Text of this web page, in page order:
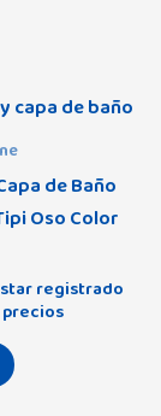
de Baño
Oso Color
registrado